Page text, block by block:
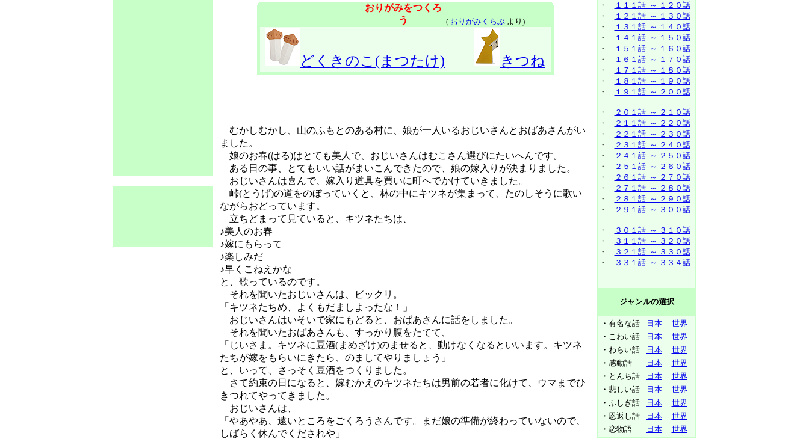
おりがみをつくろ
う
(おりがみくらぶより)
どくきのこ(まつたけ) きつね
むかしむかし、山のふもとのある村に、娘が一人いるおじいさんとおばあさんがい
ました。
娘のお春(はる)はとても美人で、おじいさんはむこさん選びにたいへんです。
ある日の事、とてもいい話がまいこんできたので、娘の嫁入りが決まりました。
おじいさんは喜んで、嫁入り道具を買いに町へでかけていきました。
峠(とうげ)の道をのぼっていくと、林の中にキツネが集まって、たのしそうに歌い
ながらおどっています。
立ちどまって見ていると、キツネたちは、
♪美人のお春
♪嫁にもらって
♪楽しみだ
♪早くこねえかな
と、歌っているのです。
それを聞いたおじいさんは、ビックリ。
「キツネたちめ、よくもだましよったな！」
おじいさんはいそいで家にもどると、おばあさんに話をしました。
それを聞いたおばあさんも、すっかり腹をたてて、
「じいさま。キツネに豆酒(まめざけ)のませると、動けなくなるといいます。キツネ
たちが嫁をもらいにきたら、のましてやりましょう」
と、いって、さっそく豆酒をつくりました。
さて約束の日になると、嫁むかえのキツネたちは男前の若者に化けて、ウマまでひ
きつれてやってきました。
おじいさんは、
「やあやあ、遠いところをごくろうさんです。まだ娘の準備が終わっていないので、
しばらく休んでくだされや」
・
１１１話 ～ １２０話
・
１２１話 ～ １３０話
・
１３１話 ～ １４０話
・
１４１話 ～ １５０話
・
１５１話 ～ １６０話
・
１６１話 ～ １７０話
・
１７１話 ～ １８０話
・
１８１話 ～ １９０話
・
１９１話 ～ ２００話
・
２０１話 ～ ２１０話
・
２１１話 ～ ２２０話
・
２２１話 ～ ２３０話
・
２３１話 ～ ２４０話
・
２４１話 ～ ２５０話
・
２５１話 ～ ２６０話
・
２６１話 ～ ２７０話
・
２７１話 ～ ２８０話
・
２８１話 ～ ２９０話
・
２９１話 ～ ３００話
・
３０１話 ～ ３１０話
・
３１１話 ～ ３２０話
・
３２１話 ～ ３３０話
・
３３１話 ～ ３３４話
ジャンルの選択
・有名な話 日本
世界
・こわい話
日本
世界
・わらい話
日本
世界
・感動話
日本
世界
・とんち話
日本
世界
・悲しい話
日本
世界
・ふしぎ話
日本
世界
・恩返し話
日本
世界
・恋物語
日本 世界